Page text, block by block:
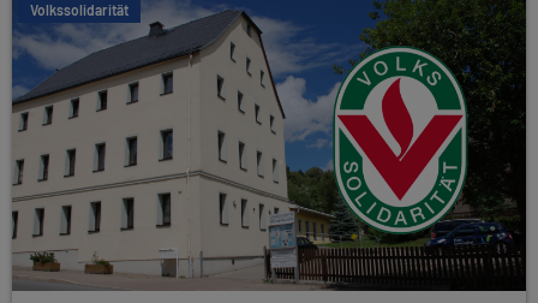
Volkssolidarität